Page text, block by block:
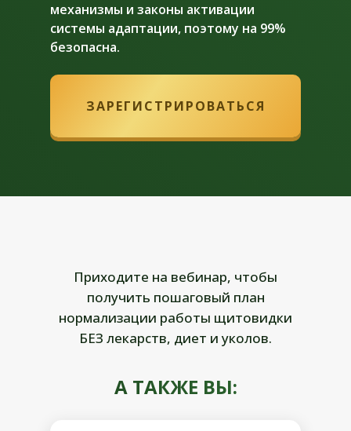
ЗАРЕГИСТРИРОВАТЬСЯ
механизмы и законы активации
системы адаптации, поэтому на 99%
безопасна.
А ТАКЖЕ ВЫ:
Приходите на вебинар, чтобы
получить пошаговый план
нормализации работы щитовидки
БЕЗ лекарств, диет и уколов.